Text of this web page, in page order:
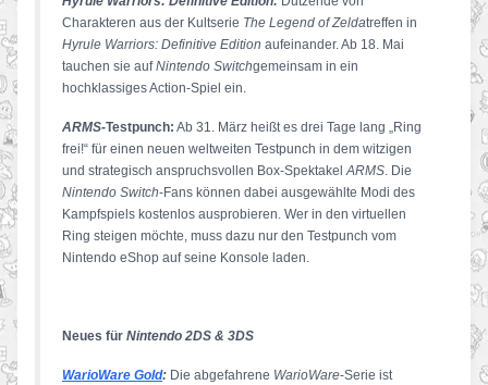
Charakteren aus der Kultserie The Legend of Zeldatreffen in
Hyrule Warriors: Definitive Edition aufeinander. Ab 18. Mai
tauchen sie aufNintendo Switchgemeinsam in ein
hochklassiges Action-Spiel ein.
ARMS-Testpunch: Ab 31. März heißt es drei Tage lang „Ring
frei!“ für einen neuen weltweiten Testpunch in dem witzigen
und strategisch anspruchsvollen Box-SpektakelARMS. Die
Nintendo Switch-Fans können dabei ausgewählte Modi des
Kampfspiels kostenlos ausprobieren. Wer in den virtuellen
Ring steigen möchte, muss dazu nur den Testpunch vom
Nintendo eShop auf seine Konsole laden.
Neues für Nintendo 2DS & 3DS
WarioWare Gold: Die abgefahrene WarioWare-Serie ist